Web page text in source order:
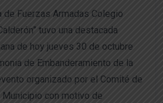
de Fuerzas Armadas Colegio
tuvo una destacada
de hoy jueves 30 de octubre
de Embanderamiento de la
organizado por el Comité de
con motivo de